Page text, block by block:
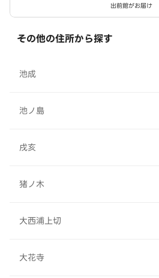
出前館がお届け
その他の住所から探す
池成
池ノ島
戌亥
猪ノ木
大西浦上切
大花寺